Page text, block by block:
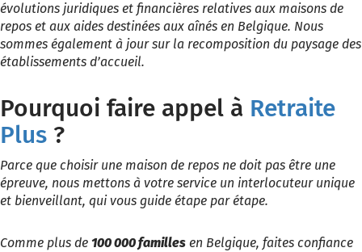
évolutions juridiques et financières relatives aux maisons de
repos et aux aides destinées aux aînés en Belgique. Nous
sommes également à jour sur la recomposition du paysage des
établissements d’accueil.
Pourquoi faire appel à Retraite
Plus ?
Parce que choisir une maison de repos ne doit pas être une
épreuve, nous mettons à votre service un interlocuteur unique
et bienveillant, qui vous guide étape par étape.
Comme plus de 100 000 familles en Belgique, faites confiance